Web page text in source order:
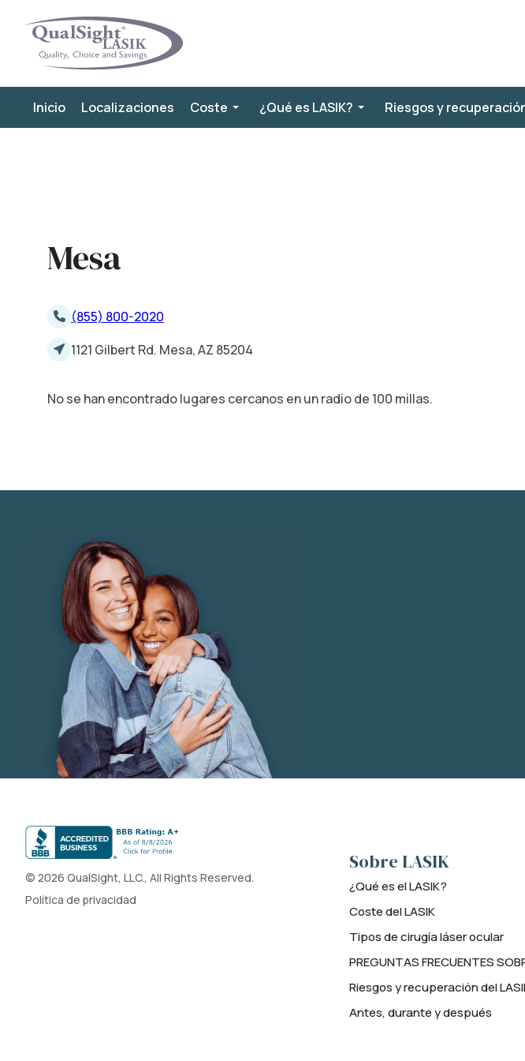
contenido
Inicio Localizaciones Coste ¿Qué es LASIK? Riesgos y
Mesa
(855) 800-2020
1121 Gilbert Rd. Mesa, AZ 85204
No se han encontrado lugares cercanos en un radio de 100 millas.
© 2026 QualSight, LLC., All Rights Reserved.
Política de privacidad
Sobre LASIK
¿Qué es el LASIK?
Coste del LASIK
Tipos de cirugía láser ocular
PREGUNTAS FRECUENTES
Riesgos y recuperación del
Antes, durante y después